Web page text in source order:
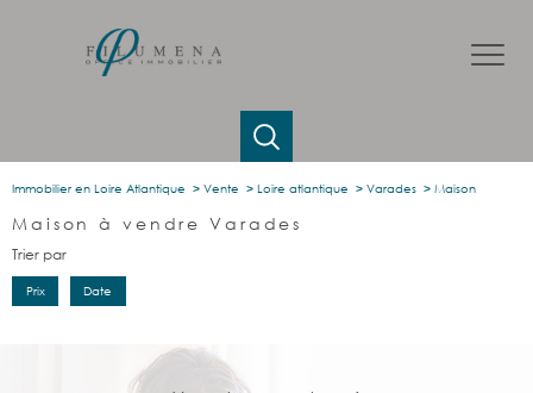
Immobilier en Loire Atlantique Vente Loire atlantique Varades Maison
Maison à vendre Varades
Trier par
Prix Date